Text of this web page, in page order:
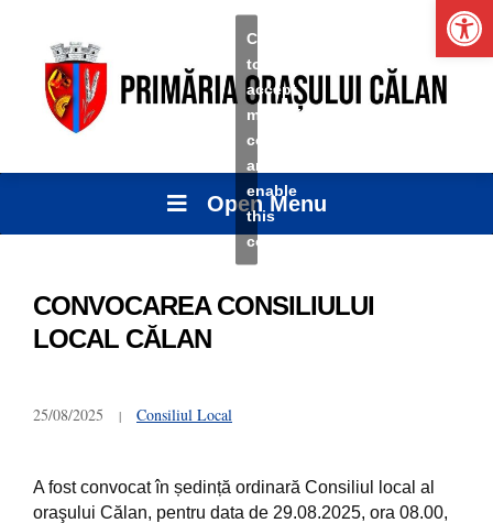
Click
to
accept
marketing
cookies
and
enable
this
content
Open Menu
CONVOCAREA CONSILIULUI
LOCAL CĂLAN
25/08/2025 Consiliul Local
A fost convocat în ședință ordinară Consiliul local al
oraşului Călan, pentru data de 29.08.2025, ora 08.00,